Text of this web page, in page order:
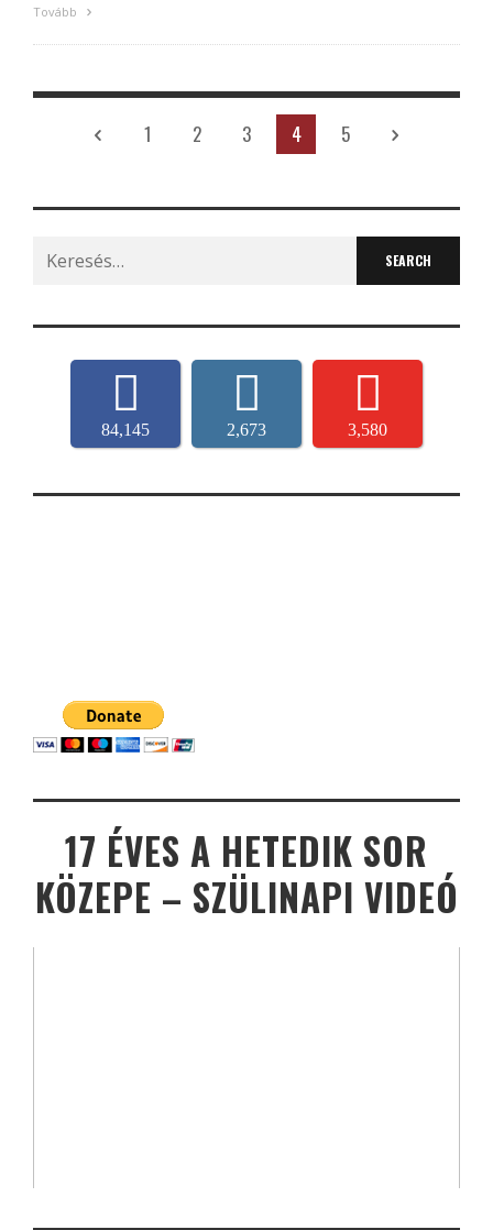
Tovább
1 2 3 4 5
Search
for:
84,145 2,673 3,580
17 ÉVES A HETEDIK SOR
KÖZEPE – SZÜLINAPI VIDEÓ